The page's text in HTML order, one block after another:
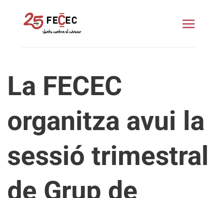
La FECEC
organitza avui la
sessió trimestral
de Grup de